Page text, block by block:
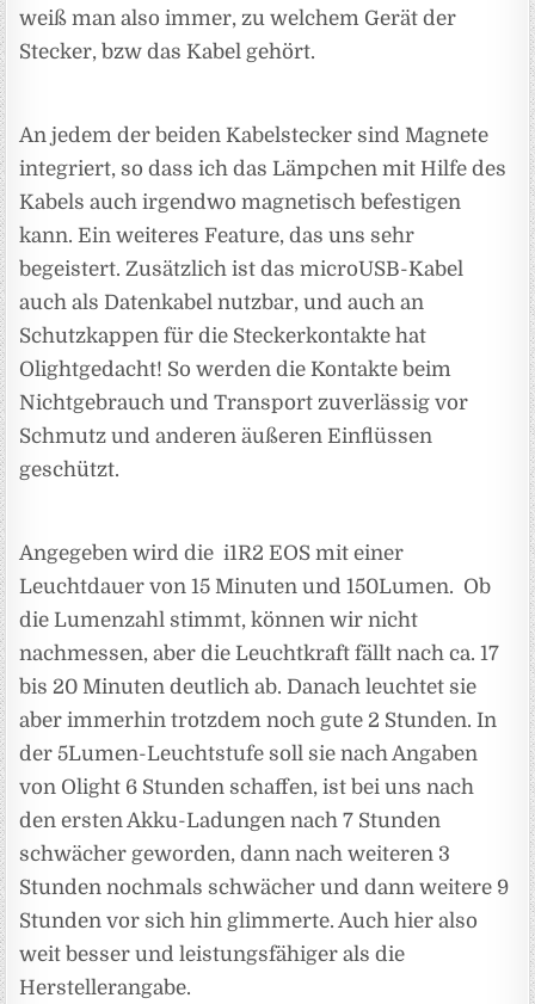
weiß man also immer, zu welchem Gerät der
Stecker, bzw das Kabel gehört.
An jedem der beiden Kabelstecker sind Magnete
integriert, so dass ich das Lämpchen mit Hilfe des
Kabels auch irgendwo magnetisch befestigen
kann. Ein weiteres Feature, das uns sehr
begeistert. Zusätzlich ist das microUSB-Kabel
auch als Datenkabel nutzbar, und auch an
Schutzkappen für die Steckerkontakte hat
Olightgedacht! So werden die Kontakte beim
Nichtgebrauch und Transport zuverlässig vor
Schmutz und anderen äußeren Einflüssen
geschützt.
Angegeben wird die i1R2 EOS mit einer
Leuchtdauer von 15 Minuten und 150Lumen. Ob
die Lumenzahl stimmt, können wir nicht
nachmessen, aber die Leuchtkraft fällt nach ca. 17
bis 20 Minuten deutlich ab. Danach leuchtet sie
aber immerhin trotzdem noch gute 2 Stunden. In
der 5Lumen-Leuchtstufe soll sie nach Angaben
von Olight 6 Stunden schaffen, ist bei uns nach
den ersten Akku-Ladungen nach 7 Stunden
schwächer geworden, dann nach weiteren 3
Stunden nochmals schwächer und dann weitere 9
Stunden vor sich hin glimmerte. Auch hier also
weit besser und leistungsfähiger als die
Herstellerangabe.